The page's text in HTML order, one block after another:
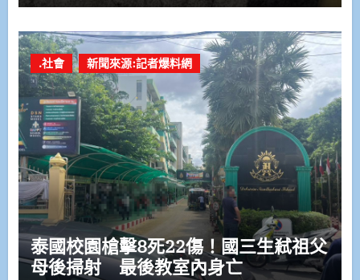
.社會 新聞來源:記者爆料網
泰國校園槍擊8死22傷！國三生弒祖父
母後掃射 最後教室內身亡